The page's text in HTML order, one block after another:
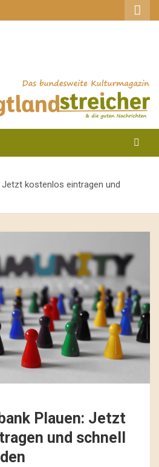
kostenlos eintragen und
Plauen: Jetzt
und schnell